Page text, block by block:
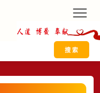
搜 索